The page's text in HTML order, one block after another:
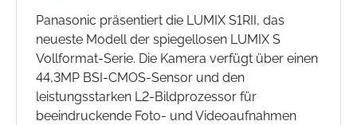
Panasonic präsentiert die LUMIX S1RII, das
neueste Modell der spiegellosen LUMIX S
Vollformat-Serie. Die Kamera verfügt über einen
44,3MP BSI-CMOS-Sensor und den
leistungsstarken L2-Bildprozessor für
beeindruckende Foto- und Videoaufnahmen